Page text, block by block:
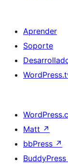
Aprender
Soporte
Matt ↗
bbPress ↗
BuddyPress